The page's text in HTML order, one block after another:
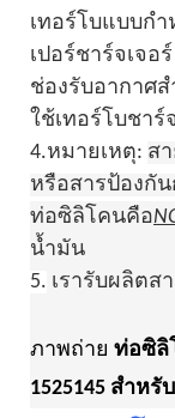
เทอร์โบแบบก
เปอร์ชาร์จเจอร์
ช่องรับอากาศ
ใช้เทอร์โบชาร์
4.หมายเหตุ: ส
หรือสารป้องกั
ท่อซิลิโคนคือ
น้ำมัน
5. เรารับผลิตส
ภาพถ่าย ท่อซิลิ
1525145 สำห